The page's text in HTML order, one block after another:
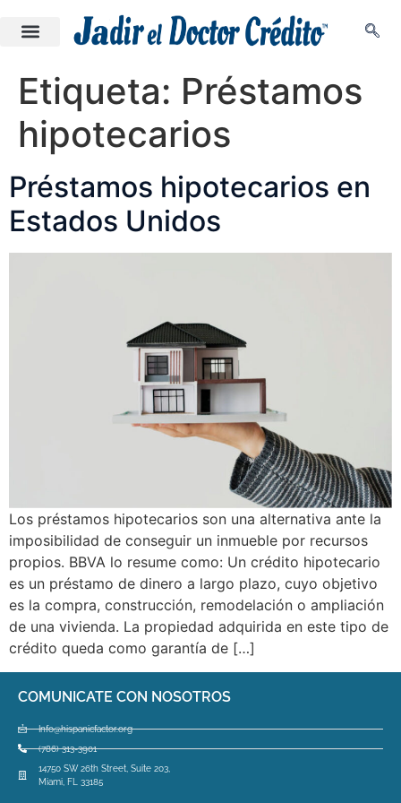
Etiqueta: Préstamos
hipotecarios
Préstamos hipotecarios en
Estados Unidos
Los préstamos hipotecarios son una alternativa ante la
imposibilidad de conseguir un inmueble por recursos
propios. BBVA lo resume como: Un crédito hipotecario
es un préstamo de dinero a largo plazo, cuyo objetivo
es la compra, construcción, remodelación o ampliación
de una vivienda. La propiedad adquirida en este tipo de
crédito queda como garantía de […]
COMUNICATE CON NOSOTROS
Info@hispanicfactor.org
(786) 313-3901
14750 SW 26th Street, Suite 203,
Miami, FL 33185